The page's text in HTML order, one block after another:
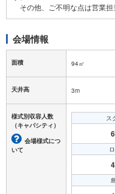
会場情報
面積 94㎡
天井高 3m
様式別収容人数
（キャパシティ）
会場様式につ
いて
ス